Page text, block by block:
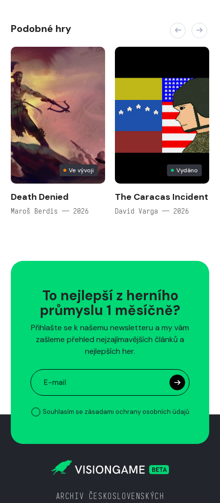
Podobné hry
Ve vývoji
Death Denied
Maroš Berdis — 2026
Vydáno
The Caracas Incident
David Varga — 2026
To nejlepší z herního
průmyslu 1 měsíčně?
Přihlašte se k našemu newsletteru a my vám
zašleme přehled nejzajímavějších článků a
nejlepších her.
Souhlasím se zásadami ochrany osobních údajů
ARCHIV ČESKOSLOVENSKÝCH